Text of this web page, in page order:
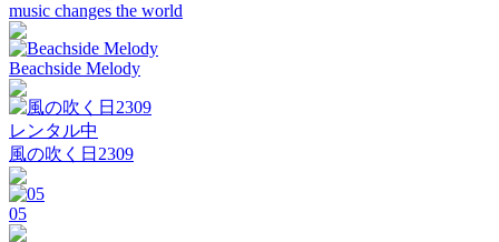
music changes the world
Beachside Melody
レンタル中
風の吹く日2309
05